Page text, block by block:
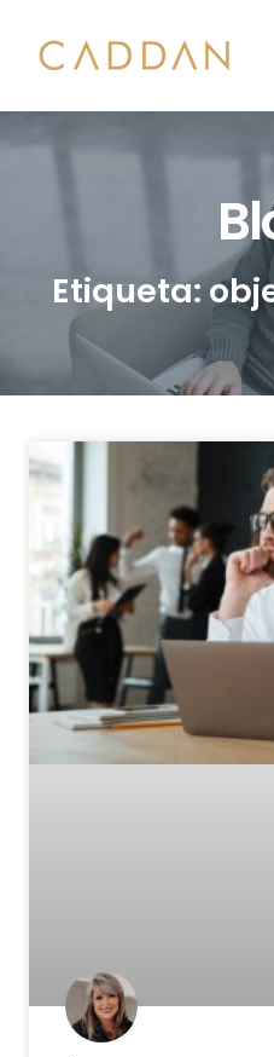
Etiqueta: